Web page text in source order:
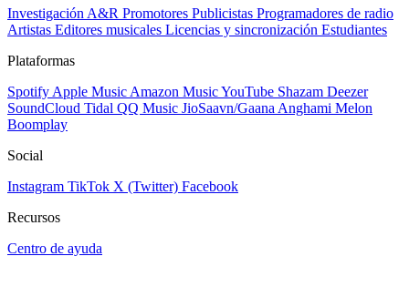
Investigación A&R Promotores Publicistas Programadores de radio
Artistas Editores musicales Licencias y sincronización Estudiantes
Plataformas
Spotify Apple Music Amazon MusicYouTube Shazam Deezer
SoundCloud Tidal QQ Music JioSaavn/Gaana Anghami Melon
Boomplay
Social
Instagram TikTok X (Twitter) Facebook
Recursos
Centro de ayuda